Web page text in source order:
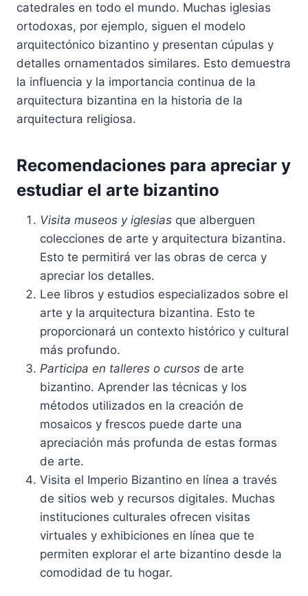
catedrales en todo el mundo. Muchas iglesias
ortodoxas, por ejemplo, siguen el modelo
arquitectónico bizantino y presentan cúpulas y
detalles ornamentados similares. Esto demuestra
la influencia y la importancia continua de la
arquitectura bizantina en la historia de la
arquitectura religiosa.
Recomendaciones para apreciar y
estudiar el arte bizantino
Visita museos y iglesias que alberguen
colecciones de arte y arquitectura bizantina.
Esto te permitirá ver las obras de cerca y
apreciar los detalles.
Lee libros y estudios especializados sobre el
arte y la arquitectura bizantina. Esto te
proporcionará un contexto histórico y cultural
más profundo.
Participa en talleres o cursos de arte
bizantino. Aprender las técnicas y los
métodos utilizados en la creación de
mosaicos y frescos puede darte una
apreciación más profunda de estas formas
de arte.
Visita el Imperio Bizantino en línea a través
de sitios web y recursos digitales. Muchas
instituciones culturales ofrecen visitas
virtuales y exhibiciones en línea que te
permiten explorar el arte bizantino desde la
comodidad de tu hogar.